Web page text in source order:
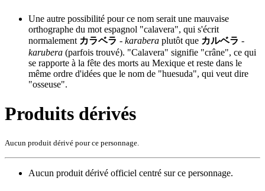
Une autre possibilité pour ce nom serait une mauvaise
orthographe du mot espagnol "calavera", qui s'écrit
normalement カラベラ - karabera plutôt que カルベラ -
karubera (parfois trouvé). "Calavera" signifie "crâne", ce qui
se rapporte à la fête des morts au Mexique et reste dans le
même ordre d'idées que le nom de "huesuda", qui veut dire
"osseuse".
Produits dérivés
Aucun produit dérivé pour ce personnage.
Aucun produit dérivé officiel centré sur ce personnage.